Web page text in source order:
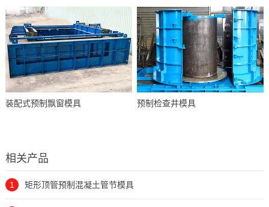
装配式预制飘窗模具 预制检查井模具
相关产品
1 矩形顶管预制混凝土管节模具